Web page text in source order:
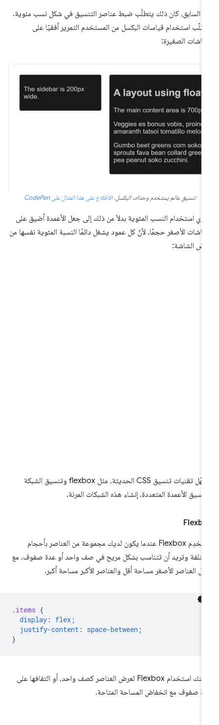
السابق، كان ذلك يتطلّب ضبط عناصر التنسيق في شكل نسب مئوية.
استخدام قياسات البكسل من المستخدم التمرير أفقيًا على
الصغيرة:
تنسيق عائم يستخدم وحدات البكسل.الاطّلاع على هذا المثال على CodePen
استخدام النسب المئوية بدلاً من ذلك إلى جعل الأعمدة أضيق على
الأصغر حجمًا، لأنّ كل عمود يشغل دائمًا النسبة المئوية نفسها من
الشاشة:
تسهّل تقنيات تنسيق CSS الحديثة، مثل flexbox وتنسيق الشبكة
الأعمدة المتعددة، إنشاء هذه الشبكات المرنة.
استخدِم Flexbox عندما يكون لديك مجموعة من العناصر بأحجام
وتريد أن تتناسب بشكل مريح في صف واحد أو عدة صفوف، مع
العناصر الأصغر مساحة أقل والعناصر الأكبر مساحة أكبر.
.items
display: flex
justify-content: space-between
يمكنك استخدام Flexbox لعرض العناصر كصف واحد، أو التفافها على
صفوف مع انخفاض المساحة المتاحة.